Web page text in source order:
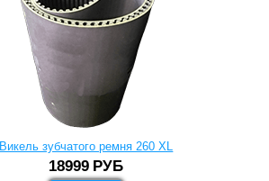
Викель зубчатого ремня 260 XL
18999 РУБ